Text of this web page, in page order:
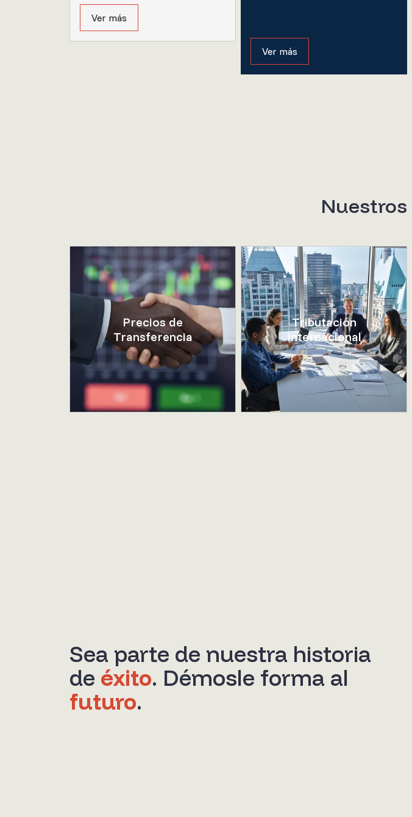
Ver más
Ver más
Nuestros
Precios de
Transferencia
Tributación
Internacional
Sea parte de nuestra historia
de éxito. Démosle forma al
futuro.